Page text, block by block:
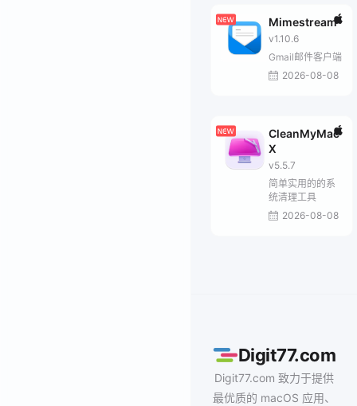
Mimestream
v1.10.6
Gmail邮件客户端
2026-08-08
CleanMyMac
X
v5.5.7
简单实用的的系
统清理工具
2026-08-08
Digit77.com
Digit77.com 致力于提供
最优质的 macOS 应用、